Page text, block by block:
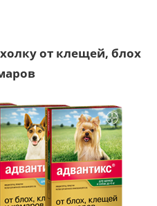
от клещей, блох